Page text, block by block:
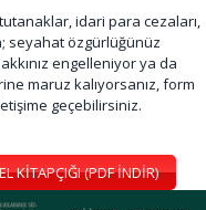
idari para cezaları,
seyahat özgürlüğünüz
engelleniyor ya da
maruz kalıyorsanız, form
geçebilirsiniz.
KİTAPÇIĞI (PDF İNDİR)